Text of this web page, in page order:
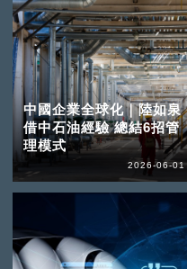
中國企業全球化｜陸如泉
借中石油經驗 總結6招管
理模式
2026-06-01